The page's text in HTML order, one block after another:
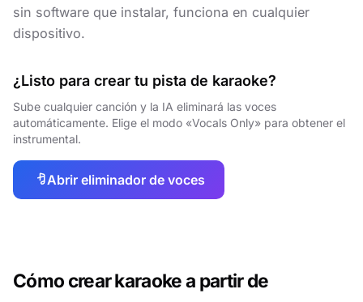
sin software que instalar, funciona en cualquier
dispositivo.
¿Listo para crear tu pista de karaoke?
Sube cualquier canción y la IA eliminará las voces
automáticamente. Elige el modo «Vocals Only» para obtener el
instrumental.
Abrir eliminador de voces
Cómo crear karaoke a partir de